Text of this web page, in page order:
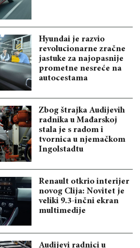
Hyundai je razvio
revolucionarne zračne
jastuke za najopasnije
prometne nesreće na
autocestama
Zbog štrajka Audijevih
radnika u Mađarskoj
stala je s radom i
tvornica u njemačkom
Ingolstadtu
Renault otkrio interijer
novog Clija: Novitet je
veliki 9.3-inčni ekran
multimedije
Audijevi radnici u